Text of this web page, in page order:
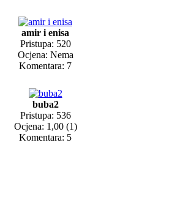
amir i enisa
Pristupa: 520
Ocjena: Nema
Komentara: 7
buba2
Pristupa: 536
Ocjena: 1,00 (1)
Komentara: 5